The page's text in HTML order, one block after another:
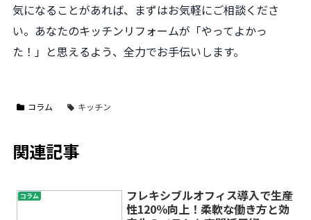
気になることがあれば、まずはお気軽にご相談くださ
い。あなたのキッチンリフォームが「やってよかっ
た！」と思えるよう、全力でお手伝いします。
コラム キッチン
関連記事
コラム
フレキシブルオフィス導入で生産
性120％向上！柔軟な働き方と効